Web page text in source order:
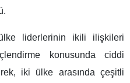
liderlerinin ikili ilişkileri
konusunda ciddi
iki ülke arasında çeşitli